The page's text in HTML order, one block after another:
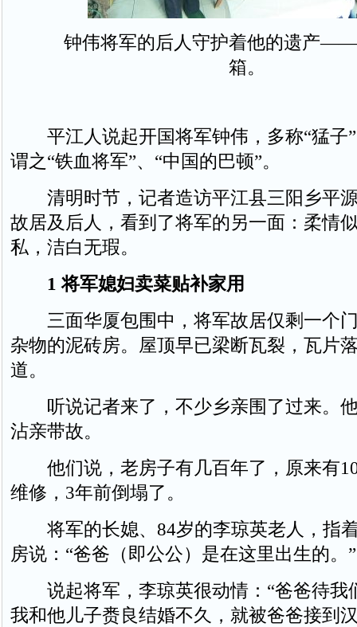
钟伟将军的后人守护着他的遗产——
箱。
平江人说起开国将军钟伟，多称“猛子”
谓之“铁血将军”、“中国的巴顿”。
清明时节，记者造访平江县三阳乡平
故居及后人，看到了将军的另一面：柔情
私，洁白无瑕。
1 将军媳妇卖菜贴补家用
三面华厦包围中，将军故居仅剩一个
杂物的泥砖房。屋顶早已梁断瓦裂，瓦片
道。
听说记者来了，不少乡亲围了过来。
沾亲带故。
他们说，老房子有几百年了，原来有
维修，3年前倒塌了。
将军的长媳、84岁的李琼英老人，指
房说：“爸爸（即公公）是在这里出生的。”
说起将军，李琼英很动情：“爸爸待我
我和他儿子赉良结婚不久，就被爸爸接到